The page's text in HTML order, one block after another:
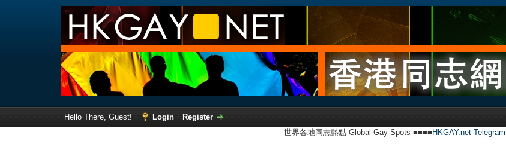
Hello There, Guest! Login
Register
世界各地同志熱點 Global Gay Spots ■■■■ HKGAY.net